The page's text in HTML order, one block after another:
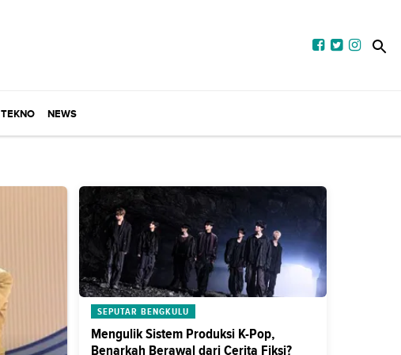
TEKNO NEWS
SEPUTAR BENGKULU
Mengulik Sistem Produksi K-Pop,
Benarkah Berawal dari Cerita Fiksi?